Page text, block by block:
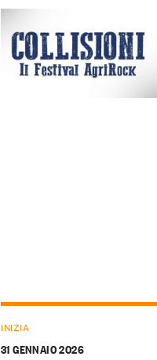
INIZIA
31 GENNAIO 2026